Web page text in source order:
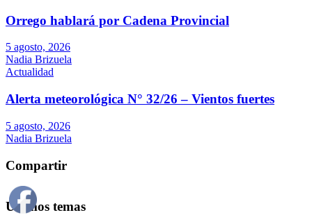
Orrego hablará por Cadena Provincial
5 agosto, 2026
Nadia Brizuela
Actualidad
Alerta meteorológica N° 32/26 – Vientos fuertes
5 agosto, 2026
Nadia Brizuela
Compartir
Últimos temas